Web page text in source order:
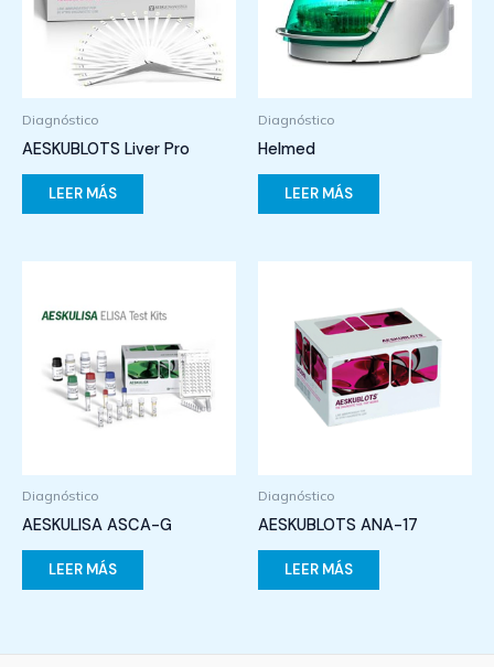
Diagnóstico
AESKUBLOTS Liver Pro
LEER MÁS
Diagnóstico
Helmed
LEER MÁS
Diagnóstico
AESKULISA ASCA-G
LEER MÁS
Diagnóstico
AESKUBLOTS ANA-17
LEER MÁS